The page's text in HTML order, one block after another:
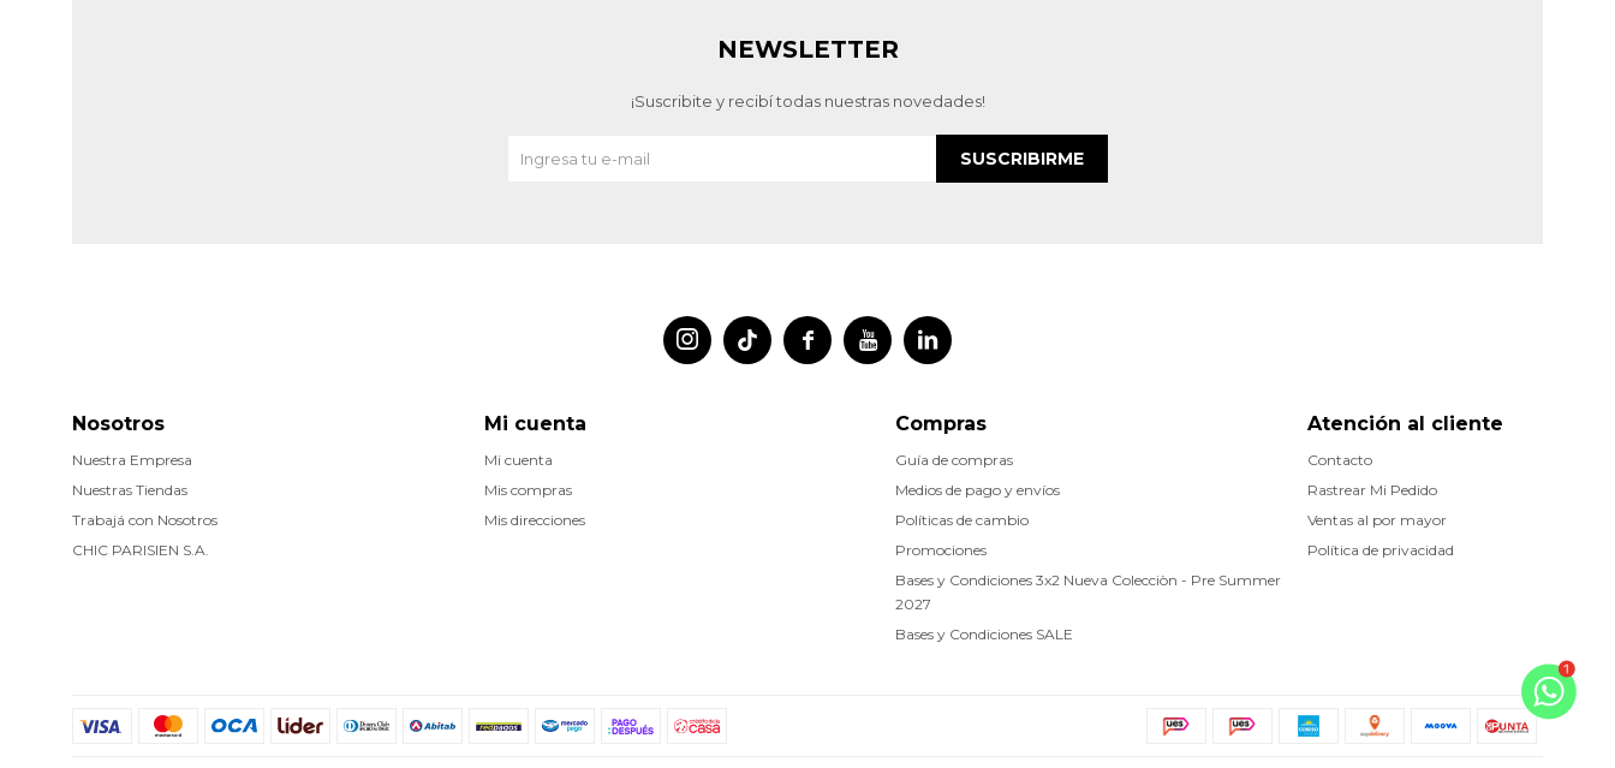
 
 
Atención al cliente
Contacto
Rastrear Mi Pedido
Ventas al por mayor
Política de privacidad
Nosotros
Nuestra Empresa
Nuestras Tiendas
Trabajá con Nosotros
CHIC PARISIEN S.A.
Compras
Guía de compras
Medios de pago y envíos
Políticas de cambio
Promociones
Bases y Condiciones 3x2 Nueva Colecciòn - Pre Summer
2027
Bases y Condiciones SALE
Mi cuenta
Mi cuenta
Mis compras
Mis direcciones
NEWSLETTER
¡Suscribite y recibí todas nuestras novedades!
SUSCRIBIRME